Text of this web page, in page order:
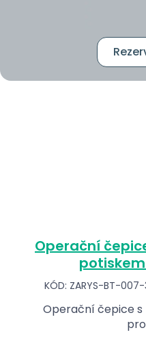
Operační
KÓD: ZARYS-BT-
Operační čepice